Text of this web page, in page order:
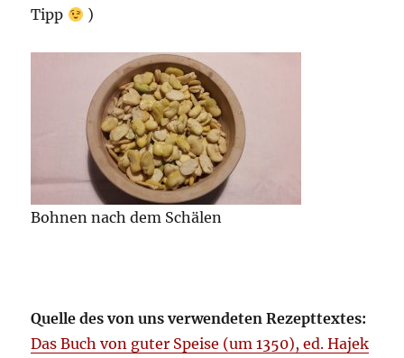
Tipp
)
Bohnen nach dem Schälen
Quelle des von uns verwendeten Rezepttextes:
Das Buch von guter Speise (um 1350), ed. Hajek